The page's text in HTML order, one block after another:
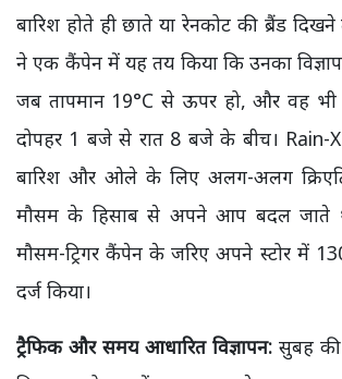
बारिश होते ही छाते या रेनकोट की ब्रैंड
ने एक कैंपेन में यह तय किया कि उनका
जब तापमान 19°C से ऊपर हो, और वह भी
दोपहर 1 बजे से रात 8 बजे के बीच। Rain-
बारिश और ओले के लिए अलग-अलग
मौसम के हिसाब से अपने आप बदल जाते
मौसम-ट्रिगर कैंपेन के जरिए अपने स्टोर में
दर्ज किया।
ट्रैफिक और समय आधारित विज्ञापन: सुबह